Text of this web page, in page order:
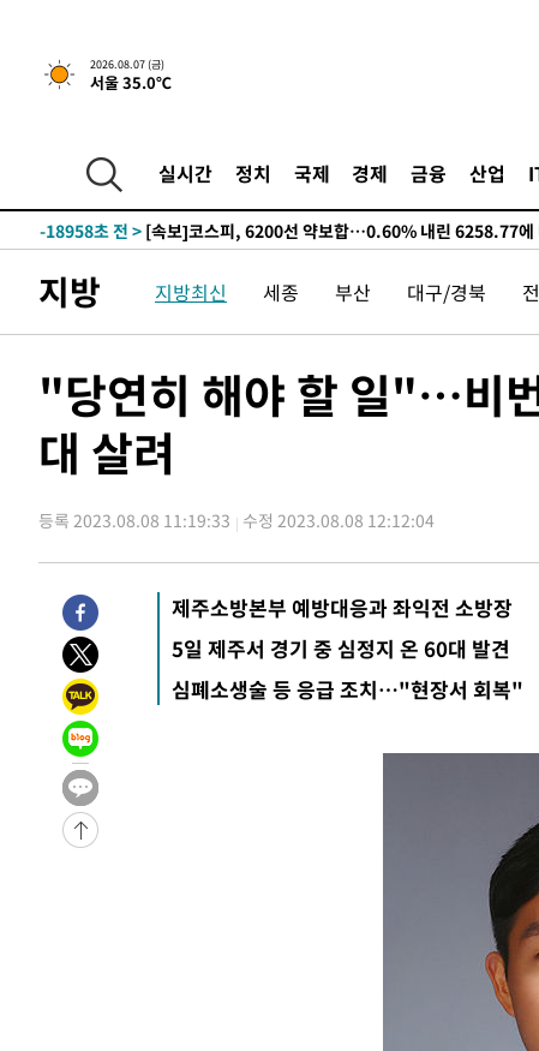
2026.08.07 (금)
서울 35.0℃
실시간 정치 국제 경제 금융 산업
갈 수도
-24856초 전 >낮 최고 37도 찜통더위…곳곳 소나기·강원 많은 비[내일
-23162초 전 >SK하이닉스, 용인·청주 팹에 54조 투자…"AI 메모리 수
-19271초 전 >
외국인 심판 성 접대 7경기 들여다보니…한국 축구 '5승
-19005초 전 >
-18958초 전 > [속보]코스피, 6200선 약보합…0.60% 내린 6258.77에
-18827초 전 >
[속보] 노원서 40.1도 관측…서울, 2018년 이후 첫 40도
-15917초 전 >[속보]종합특검, '계엄 수용공간 확보' 신용해 前교정본
-14761초 전 >11시간 압수수색에 성접대 파문까지…'쑥대밭' 된 축구협
-13783초 전 >[속보]규제합리화위원회 부위원장에 김태유 서울대 공대
병태 후임
-10141초 전 >[속보]국힘 윤리위, '돌려차기 발언' 진종오·서범수 징계
-2626초 전 >[속보]'채상병 순직 책임' 임성근, 항소심도 징역 3년
-2492초 전 >[속보]종합특검, '관저이전 봐주기 감사' 유병호 구속기소
15분 전 >
민주 콩고 에볼라환자 4천명 돌파, 4053명 발생 1850명 사망
-26978초 전 >
"낮 기온 소폭 하락"…수도권 폭염중대경보, 폭염경보로
-26942초 전 >
선포
-26905초 전 >
[단독]중수청 지원 검사들, 정원 초과 시 낮은 계급 임용…
갈 수도
-24876초 전 >
-23182초 전 >
응"
-20038초 전 >
-19291초 전 >
외국인 심판 성 접대 7경기 들여다보니…한국 축구 '5승 2
[속보]코스닥, 2.86포인트(0.36%) 내린 798.81마감
[속보]코스피, 6200선 약보합…0.60% 내린 6258.77에
[속보] 노원서 40.1도 관측…서울, 2018년 이후 첫 40도
[속보]종합특검, '계엄 수용공간 확보' 신용해 前교정본
외신들도 주목한 韓축구 파문…"국민적 공분에 수사 재개"
지방 지방최신 세종 부산 대구/경북
"당연히 해야 할 일"…비
대 살려
등록 2023.08.08 11:19:33 수정 2023.08.08 12:12:04
제주소방본부 예방대응과 좌익전 소방장
5일 제주서 경기 중 심정지 온 60대 발견
심폐소생술 등 응급 조치…"현장서 회복"